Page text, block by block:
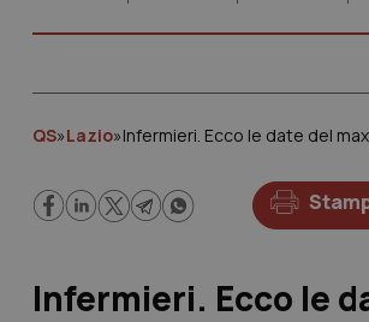
QS»Lazio»Infermieri. Ecco le date del
Infermieri. Ecco le